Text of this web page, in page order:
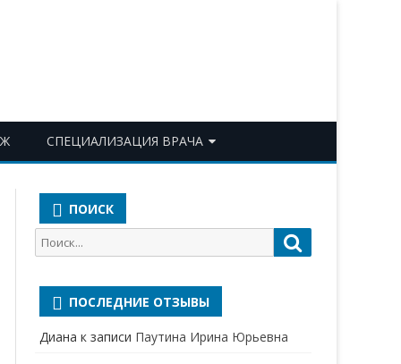
СПЕЦИАЛИЗАЦИЯ ВРАЧА
АЛЛЕРГОЛОГ-ИММУНОЛОГ
АНЕСТЕЗИОЛОГ-
БАКТЕРИОЛОГ
ВЕРТЕБРОЛОГ
ПОИСК
Поиск
для:
ПОСЛЕДНИЕ ОТЗЫВЫ
Диана к записи Паутина Ирина Юрьевна